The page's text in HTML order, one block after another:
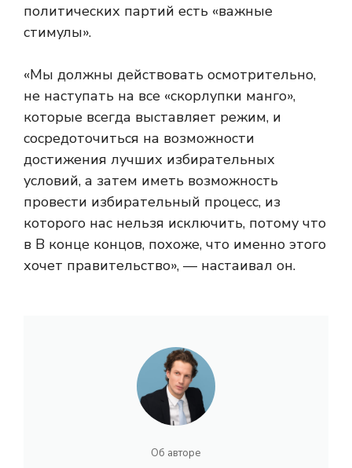
политических партий есть «важные
стимулы».
«Мы должны действовать осмотрительно,
не наступать на все «скорлупки манго»,
которые всегда выставляет режим, и
сосредоточиться на возможности
достижения лучших избирательных
условий, а затем иметь возможность
провести избирательный процесс, из
которого нас нельзя исключить, потому что
в В конце концов, похоже, что именно этого
хочет правительство», — настаивал он.
Об авторе